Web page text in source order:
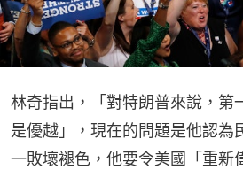
林奇指出，「對特朗普來說，第
是優越」，現在的問題是他認為
一敗壞褪色，他要令美國「重新